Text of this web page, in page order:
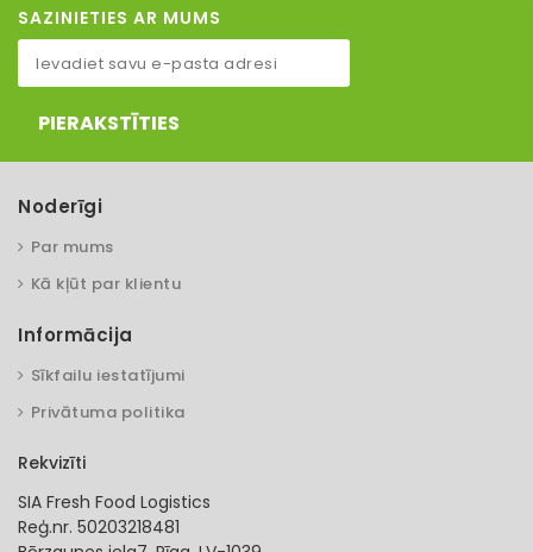
SAZINIETIES AR MUMS
PIERAKSTĪTIES
Noderīgi
Par mums
Kā kļūt par klientu
Informācija
Sīkfailu iestatījumi
Privātuma politika
Rekvizīti
SIA Fresh Food Logistics
Reģ.nr. 50203218481